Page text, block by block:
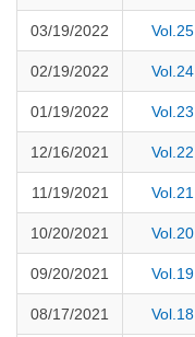
03/19/2022 Vol.25
02/19/2022 Vol.24
01/19/2022 Vol.23
12/16/2021 Vol.22
11/19/2021 Vol.21
10/20/2021 Vol.20
09/20/2021 Vol.19
08/17/2021 Vol.18